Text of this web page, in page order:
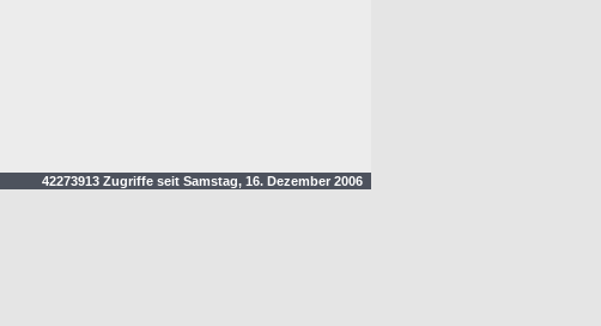
42273913 Zugriffe seit Samstag, 16. Dezember 2006